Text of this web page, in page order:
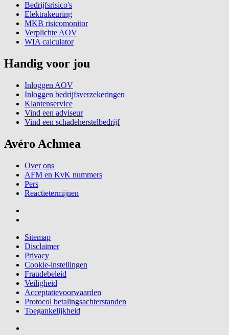
Bedrijfsrisico's
Elektrakeuring
MKB risicomonitor
Verplichte AOV
WIA calculator
Handig voor jou
Inloggen AOV
Inloggen bedrijfsverzekeringen
Klantenservice
Vind een adviseur
Vind een schadeherstelbedrijf
Avéro Achmea
Over ons
AFM en KvK nummers
Pers
Reactietermijnen
Sitemap
Disclaimer
Privacy
Cookie-instellingen
Fraudebeleid
Veiligheid
Acceptatievoorwaarden
Protocol betalingsachterstanden
Toegankelijkheid